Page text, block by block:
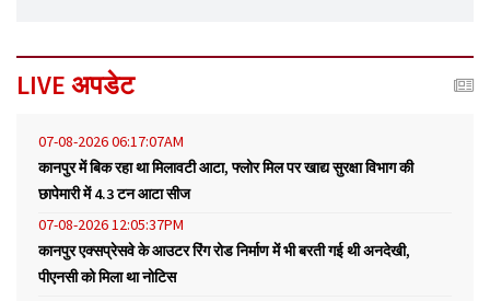
LIVE अपडेट
07-08-2026 06:17:07AM
कानपुर में बिक रहा था मिलावटी आटा, फ्लोर मिल पर खाद्य सुरक्षा विभाग की
छापेमारी में 4.3 टन आटा सीज
07-08-2026 12:05:37PM
कानपुर एक्सप्रेसवे के आउटर रिंग रोड निर्माण में भी बरती गई थी अनदेखी,
पीएनसी को मिला था नोटिस